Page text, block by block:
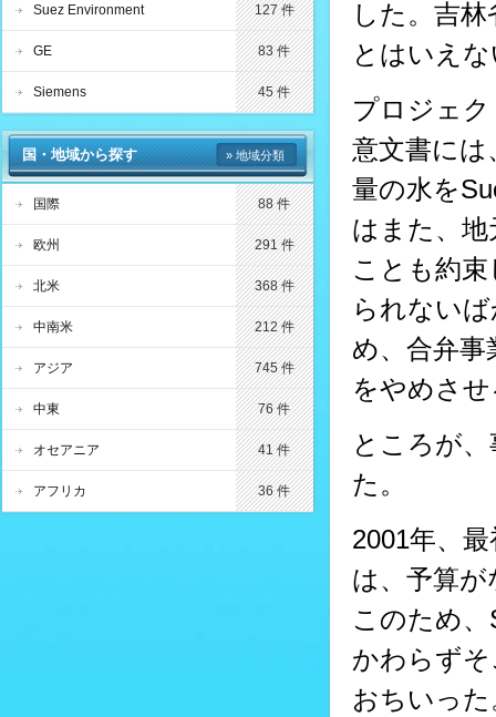
した。吉
とはいえ
プロジェ
意文書には
量の水を
はまた、
ことも約
られない
め、合弁
をやめさ
ところが
た。
2001年、
は、予算
このため
かわらず
おちいった
Suez Environment 127 件
GE 83 件
Siemens 45 件
国・地域から探す » 地域分類
国際 88 件
欧州 291 件
北米 368 件
中南米 212 件
アジア 745 件
中東 76 件
オセアニア 41 件
アフリカ 36 件